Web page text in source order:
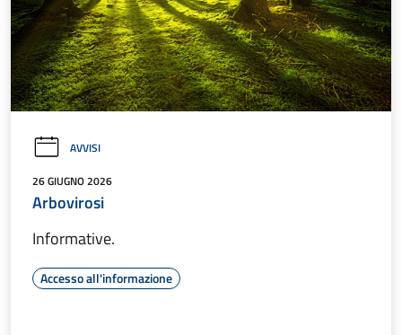
AVVISI
26 GIUGNO 2026
Arbovirosi
Informative.
Accesso all'informazione